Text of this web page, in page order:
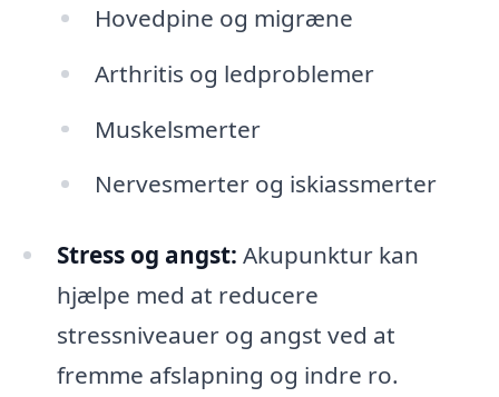
Hovedpine og migræne
Arthritis og ledproblemer
Muskelsmerter
Nervesmerter og iskiassmerter
Stress og angst: Akupunktur kan
hjælpe med at reducere
stressniveauer og angst ved at
fremme afslapning og indre ro.